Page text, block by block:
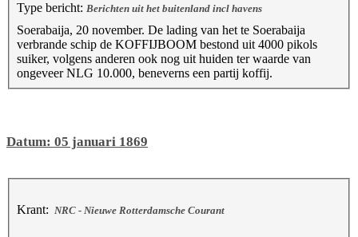
Type bericht: Berichten uit het buitenland incl havens
Soerabaija, 20 november. De lading van het te Soerabaija
verbrande schip de KOFFIJBOOM bestond uit 4000 pikols
suiker, volgens anderen ook nog uit huiden ter waarde van
ongeveer NLG 10.000, beneverns een partij koffij.
Datum: 05 januari 1869
Krant: NRC - Nieuwe Rotterdamsche Courant